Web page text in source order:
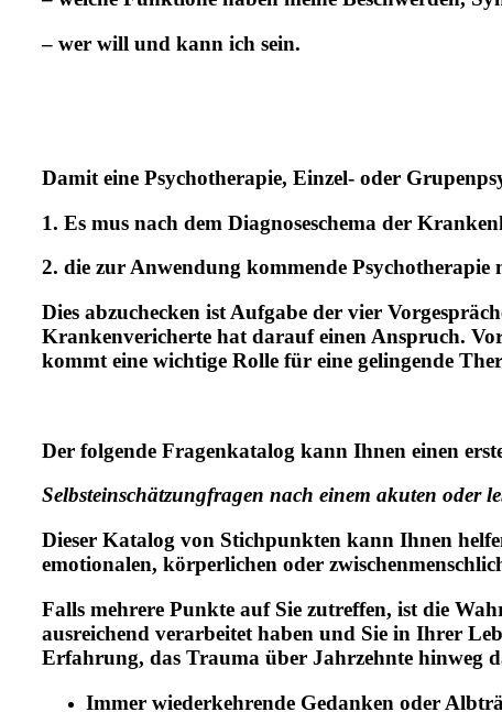
– wer will und kann ich sein.
Damit eine Psychotherapie, Einzel- oder
1. Es mus nach dem Diagnoseschema der
2. die zur Anwendung kommende Psychotherapie
Dies abzuchecken ist Aufgabe der vier
Krankenvericherte hat darauf einen Anspruch.
kommt eine wichtige Rolle für eine gelingende
Der folgende Fragenkatalog kann Ihnen einen
Selbsteinschätzungfragen nach einem akuten oder
Dieser Katalog von Stichpunkten kann Ihnen
emotionalen, körperlichen oder
Falls mehrere Punkte auf Sie zutreffen, ist die
ausreichend verarbeitet haben und Sie in Ihrer
Erfahrung, das Trauma über Jahrzehnte hinweg
Immer wiederkehrende Gedanken oder